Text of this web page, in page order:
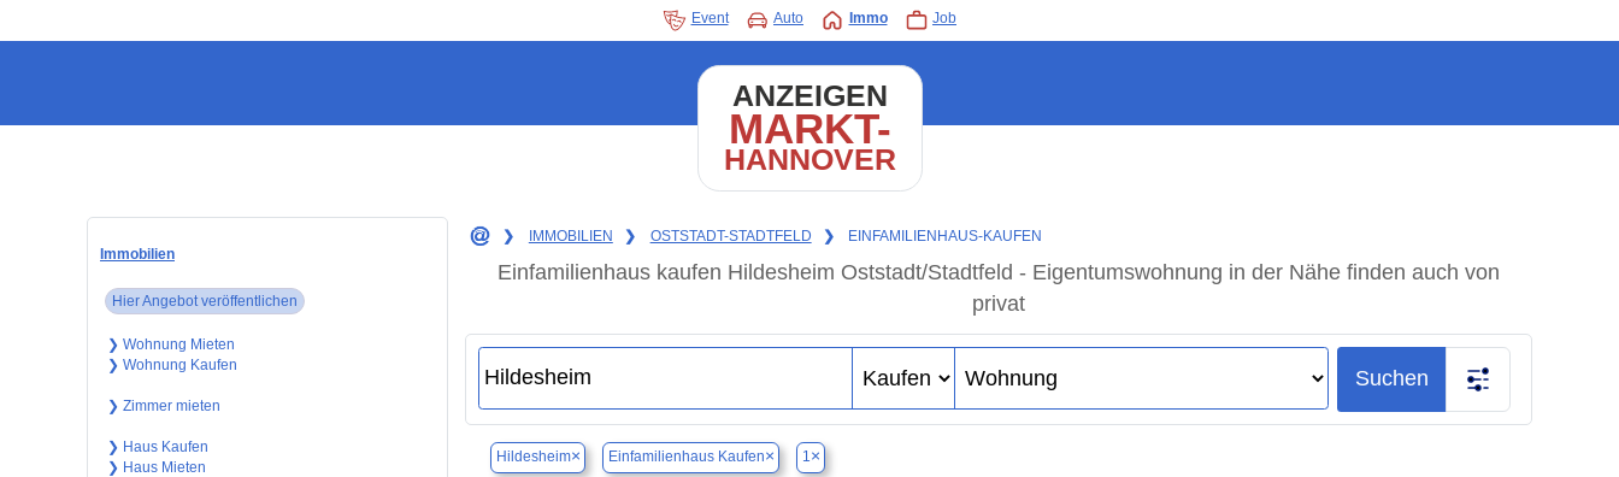
Event Auto Immo Job
ANZEIGEN
MARKT-
HANNOVER
Immobilien
Hier Angebot veröffentlichen
❯ Wohnung Mieten
❯ Wohnung Kaufen
❯ Zimmer mieten
❯ Haus Kaufen
❯ Haus Mieten
❯ IMMOBILIEN ❯ OSTSTADT-STADTFELD ❯ EINFAMILIENHAUS-KAUFEN
Einfamilienhaus kaufen Hildesheim Oststadt/Stadtfeld - Eigentumswohnung in der Nähe finden auch von
privat
Suchen
Hildesheim× Einfamilienhaus Kaufen× 1×